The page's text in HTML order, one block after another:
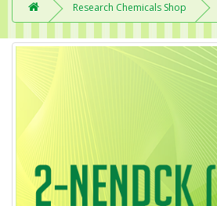
Research Chemicals Shop